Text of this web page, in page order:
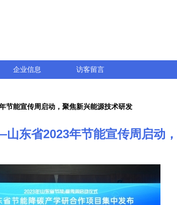
企业信息 访客留言
能宣传周启动，聚焦新兴能源技术研发
东省2023年节能宣传周启动